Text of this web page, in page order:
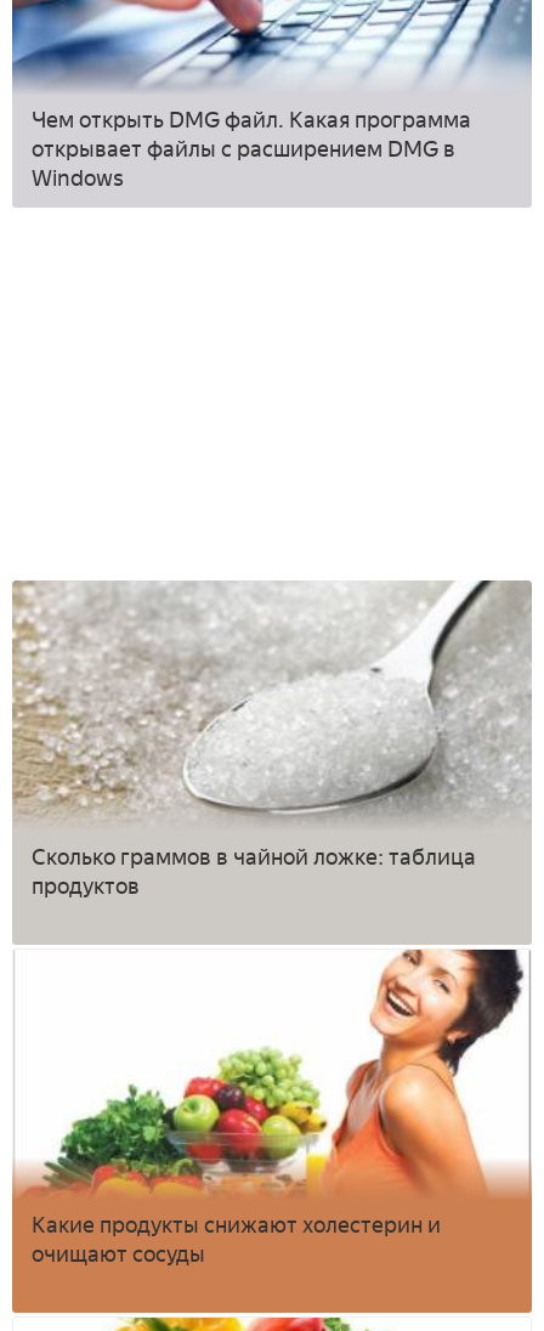
Чем открыть DMG файл. Какая программа
открывает файлы с расширением DMG в
Windows
Сколько граммов в чайной ложке: таблица
продуктов
Какие продукты снижают холестерин и
очищают сосуды